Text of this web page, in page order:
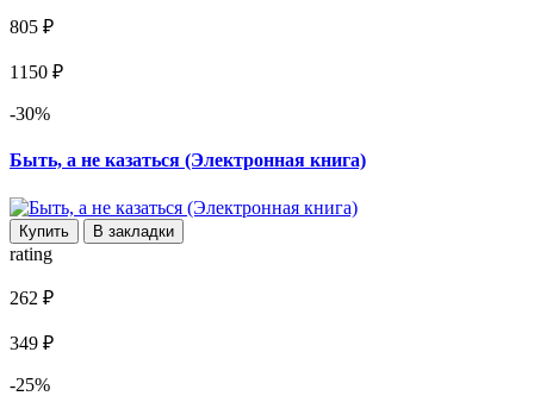
805 ₽
1150 ₽
-30%
Быть, а не казаться (Электронная книга)
Купить В закладки
rating
262 ₽
349 ₽
-25%